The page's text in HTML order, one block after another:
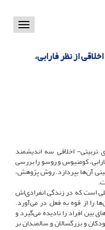
Toggle
از نظر فارابی،
تربیتی- اخلاقی سه اندیشمند
کومنیوس و روسو را بررسی
آن‌ها بپردازد. روش پژوهش،
است که در زندگی انفرادی‌اش
را از قوه به فعل در می‌آورد.
بین افراد را نادیده می‌گیرد و
و بزرگسالان و سالمندان بر